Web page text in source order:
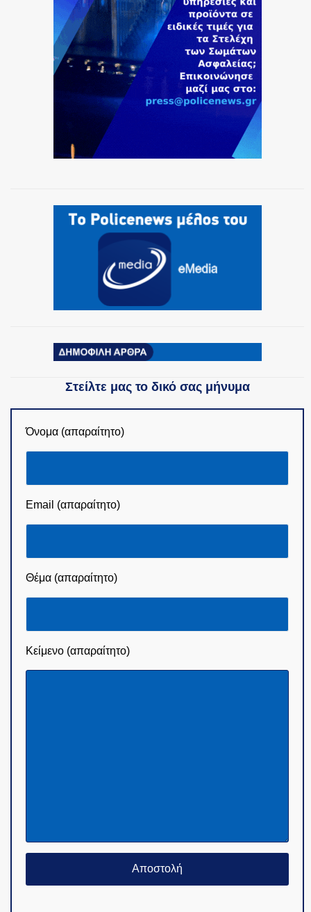
ΑΣΤΥΝΟΜΙΚΟ ΡΕΠΟΡΤΑΖ
Στείλτε μας το δικό σας μήνυμα
Όνομα (απαραίτητο)
Email (απαραίτητο)
Θέμα (απαραίτητο)
Κείμενο (απαραίτητο)